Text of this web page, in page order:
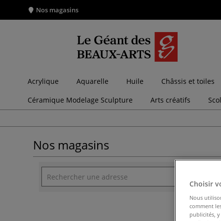
Nos magasins
Acrylique Aquarelle Huile Châssis et toiles
Céramique Modelage Sculpture
Arts créatifs
Nos magasins
Choisir
Nous
comment
publicités, y